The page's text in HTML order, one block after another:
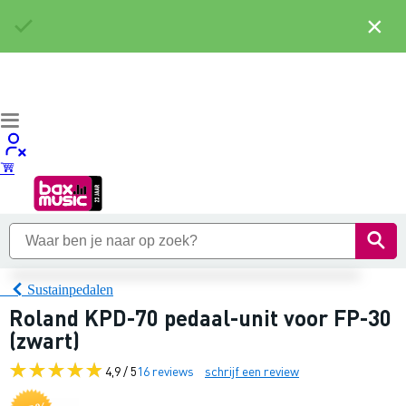
Sustainpedalen
Roland KPD-70 pedaal-unit voor FP-30
(zwart)
4,9 / 516 reviews schrijf een review
×